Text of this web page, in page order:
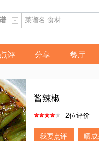
点评 分享 餐厅
酱辣椒
2位评价
我要点评 晒成